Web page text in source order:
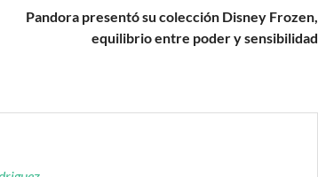
Pandora presentó su colección Disney Frozen,
equilibrio entre poder y sensibilidad